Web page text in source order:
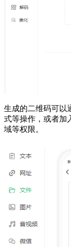
生成的二维码可以
式等操作，或者加
域等权限。